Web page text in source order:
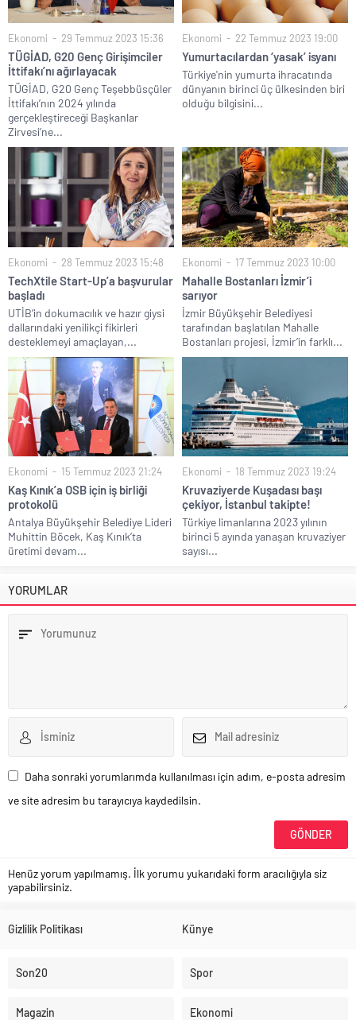
Ekonomi 29 Temmuz 2023 15:36
TÜGİAD, G20 Genç Girişimciler
İttifakı’nı ağırlayacak
TÜGİAD, G20 Genç Teşebbüsçüler
İttifakı’nın 2024 yılında
gerçekleştireceği Başkanlar
Zirvesi’ne...
Ekonomi 22 Temmuz 2023 19:00
Yumurtacılardan ‘yasak’ isyanı
Türkiye'nin yumurta ihracatında
dünyanın birinci üç ülkesinden biri
olduğu bilgisini...
Ekonomi 28 Temmuz 2023 15:48
TechXtile Start-Up’a başvurular
başladı
UTİB’in dokumacılık ve hazır giysi
dallarındaki yenilikçi fikirleri
desteklemeyi amaçlayan,...
Ekonomi 17 Temmuz 2023 10:00
Mahalle Bostanları İzmir’i
sarıyor
İzmir Büyükşehir Belediyesi
tarafından başlatılan Mahalle
Bostanları projesi, İzmir’in farklı...
Ekonomi 15 Temmuz 2023 21:24
Kaş Kınık’a OSB için iş birliği
protokolü
Antalya Büyükşehir Belediye Lideri
Muhittin Böcek, Kaş Kınık’ta
üretimi devam...
Ekonomi 18 Temmuz 2023 19:24
Kruvaziyerde Kuşadası başı
çekiyor, İstanbul takipte!
Türkiye limanlarına 2023 yılının
birinci 5 ayında yanaşan kruvaziyer
sayısı...
YORUMLAR
Daha sonraki yorumlarımda kullanılması için adım, e-posta adresim
ve site adresim bu tarayıcıya kaydedilsin.
Henüz yorum yapılmamış. İlk yorumu yukarıdaki form aracılığıyla siz
yapabilirsiniz.
Gizlilik Politikası Künye
Son20 Spor
Magazin Ekonomi